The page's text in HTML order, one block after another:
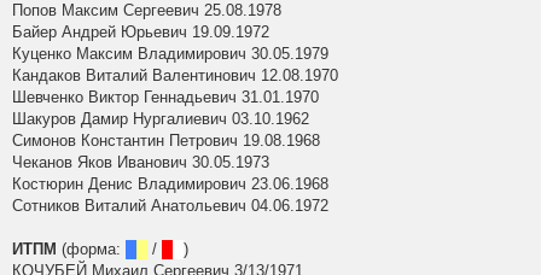
Попов Максим Сергеевич 25.08.1978
Байер Андрей Юрьевич 19.09.1972
Куценко Максим Владимирович 30.05.1979
Кандаков Виталий Валентинович 12.08.1970
Шевченко Виктор Геннадьевич 31.01.1970
Шакуров Дамир Нургалиевич 03.10.1962
Симонов Константин Петрович 19.08.1968
Чеканов Яков Иванович 30.05.1973
Костюрин Денис Владимирович 23.06.1968
Сотников Виталий Анатольевич 04.06.1972
ИТПМ (форма: /
)
КОЧУБЕЙ Михаил Сергеевич 3/13/1971